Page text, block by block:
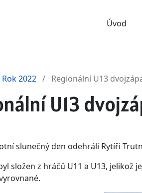
Úvod
Rok 2022 Regionální U13
U13
slunečný den odehráli Rytíři
složen z hráčů U11 a U13, jelikož